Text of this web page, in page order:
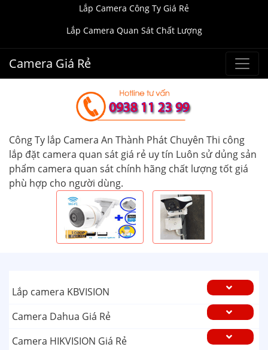
Lắp Camera Công Ty Giá Rẻ
Lắp Camera Quan Sát Chất Lượng
Camera Giá Rẻ
Công Ty lắp Camera An Thành Phát Chuyên Thi công
lắp đặt camera quan sát giá rẻ uy tín Luôn sử dủng sản
phẩm camera quan sát chính hãng chất lượng tốt giá
phù hợp cho người dùng.
Lắp camera KBVISION
Camera Dahua Giá Rẻ
Camera HIKVISION Giá Rẻ